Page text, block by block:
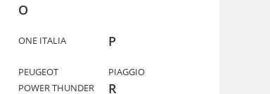
O
ONE ITALIA P
PEUGEOT
PIAGGIO
POWER THUNDER
R